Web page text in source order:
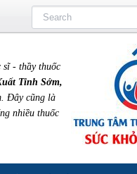
- thầy thuốc
Tinh Sớm,
Đây cũng là
nhiều thuốc